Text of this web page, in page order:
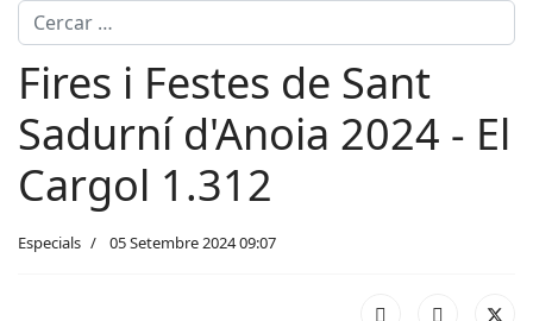
Fires i Festes de Sant
Sadurní d'Anoia 2024 - El
Cargol 1.312
Especials 05 Setembre 2024 09:07